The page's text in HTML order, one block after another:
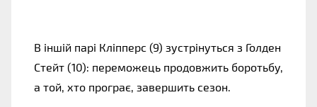
В іншій парі Кліпперс (9) зустрінуться з Голден
Стейт (10): переможець продовжить боротьбу,
а той, хто програє, завершить сезон.